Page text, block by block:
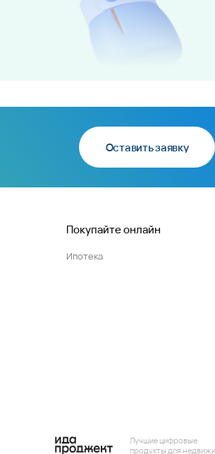
Оставить заявку
Покупайте онлайн
Ипотека
Лучшие цифровые
продукты для